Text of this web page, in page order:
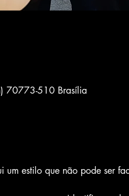
70773-510 Brasília
estilo que não pode ser